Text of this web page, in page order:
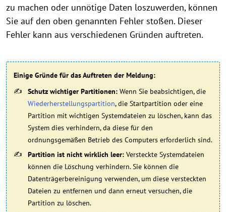
zu machen oder unnötige Daten loszuwerden, können
Sie auf den oben genannten Fehler stoßen. Dieser
Fehler kann aus verschiedenen Gründen auftreten.
Einige Gründe für das Auftreten der Meldung:
Schutz wichtiger Partitionen: Wenn Sie beabsichtigen, die
Wiederherstellungspartition, die Startpartition oder eine
Partition mit wichtigen Systemdateien zu löschen, kann das
System dies verhindern, da diese für den
ordnungsgemäßen Betrieb des Computers erforderlich sind.
Partition ist nicht wirklich leer: Versteckte Systemdateien
können die Löschung verhindern. Sie können die
Datenträgerbereinigung verwenden, um diese versteckten
Dateien zu entfernen und dann erneut versuchen, die
Partition zu löschen.